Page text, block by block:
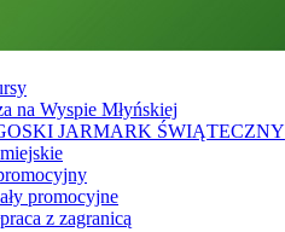
na Wyspie Młyńskiej
JARMARK ŚWIĄTECZNY
promocyjne
z zagranicą